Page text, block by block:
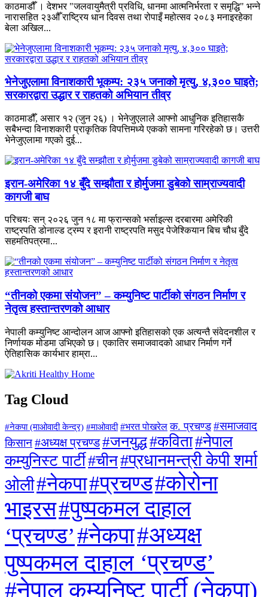
काठमाडौँ । देशभर "जलवायुमैत्री प्रविधि, धानमा आत्मनिर्भरता र समृद्धि" भन्ने
नारासहित २३औँ राष्ट्रिय धान दिवस तथा रोपाइँ महोत्सव २०८३ मनाइरहेका
बेला अखिल...
भेनेजुएलामा विनाशकारी भूकम्प: २३५ जनाको मृत्यु, ४,३०० घाइते;
सरकारद्वारा उद्धार र राहतको अभियान तीव्र
काठमाडौँ, असार १२ (जुन २६) । भेनेजुएलाले आफ्नो आधुनिक इतिहासकै
सबैभन्दा विनाशकारी प्राकृतिक विपत्तिमध्ये एकको सामना गरिरहेको छ। उत्तरी
भेनेजुएलामा गएको दुई...
इरान-अमेरिका १४ बुँदे सम्झौता र होर्मुजमा डुबेको साम्राज्यवादी
कागजी बाघ
परिचयः सन् २०२६ जुन १८ मा फ्रान्सको भर्साइल्स दरबारमा अमेरिकी
राष्ट्रपति डोनाल्ड ट्रम्प र इरानी राष्ट्रपति मसुद पेजेश्कियान बिच चौध बुँदे
सहमतिपत्रमा...
“तीनको एकमा संयोजन” – कम्युनिष्ट पार्टीको संगठन निर्माण र
नेतृत्व हस्तान्तरणको आधार
नेपाली कम्युनिष्ट आन्दोलन आज आफ्नो इतिहासको एक अत्यन्तै संवेदनशील र
निर्णायक मोडमा उभिएको छ। एकातिर समाजवादको आधार निर्माण गर्ने
ऐतिहासिक कार्यभार हाम्रा...
Tag Cloud
#नेकपा (माओवादी केन्द्र) #माओवादी #भरत पोखरेल क. प्रचण्ड #समाजवाद
किसान#अध्यक्ष प्रचण्ड#जनयुद्ध#कविता#नेपाल
कम्युनिस्ट पार्टी#चीन#प्रधानमन्त्री केपी शर्मा
ओली#नेकपा#प्रचण्ड#कोरोना
भाइरस#पुष्पकमल दाहाल
‘प्रचण्ड’#नेकपा#अध्यक्ष
पुष्पकमल दाहाल ‘प्रचण्ड’
#नेपाल कम्युनिष्ट पार्टी (नेकपा)